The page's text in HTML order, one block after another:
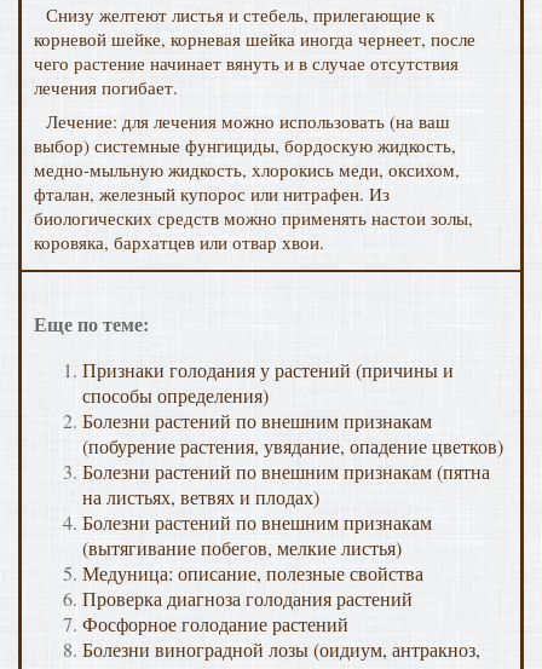
Снизу желтеют листья и стебель, прилегающие к
корневой шейке, корневая шейка иногда чернеет, после
чего растение начинает вянуть и в случае отсутствия
лечения погибает.
Лечение: для лечения можно использовать (на ваш
выбор) системные фунгициды, бордоскую жидкость,
медно-мыльную жидкость, хлорокись меди, оксихом,
фталан, железный купорос или нитрафен. Из
биологических средств можно применять настои золы,
коровяка, бархатцев или отвар хвои.
Еще по теме:
Признаки голодания у растений (причины и
способы определения)
Болезни растений по внешним признакам
(побурение растения, увядание, опадение цветков)
Болезни растений по внешним признакам (пятна
на листьях, ветвях и плодах)
Болезни растений по внешним признакам
(вытягивание побегов, мелкие листья)
Медуница: описание, полезные свойства
Проверка диагноза голодания растений
Фосфорное голодание растений
Болезни виноградной лозы (оидиум, антракноз,